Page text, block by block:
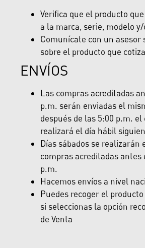
Verifica que el producto
a la marca, serie, modelo
Comunícate con un asesor
sobre el producto que
ENVÍOS
Las compras acreditadas
p.m. serán enviadas el
después de las 5:00 p.m. el
realizará el día hábil
Días sábados se realizarán
compras acreditadas antes
p.m.
Hacemos envíos a nivel
Puedes recoger el
si seleccionas la opción
de Venta